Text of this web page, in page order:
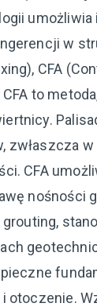
w
CFA
to
zwłaszcza
CFA
grouting,
i otoczenie.